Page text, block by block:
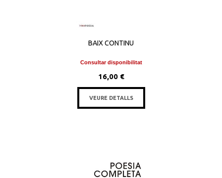
BAIX CONTINU
Consultar disponibilitat
16,00 €
VEURE DETALLS